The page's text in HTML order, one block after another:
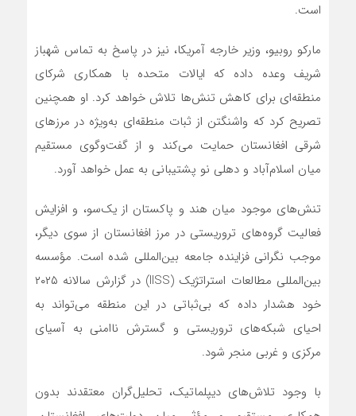
است.
مارکو روبیو، وزیر خارجه آمریکا، نیز در پاسخ به تماس شهباز
شریف وعده داده که ایالات متحده با همکاری شرکای
منطقه‌ای برای کاهش تنش‌ها تلاش خواهد کرد. او همچنین
تصریح کرد که واشنگتن از ثبات منطقه‌ای به‌ویژه در مرزهای
شرقی افغانستان حمایت می‌کند و از گفت‌وگوی مستقیم
میان اسلام‌آباد و دهلی نو پشتیبانی به عمل خواهد آورد.
تنش‌های موجود میان هند و پاکستان از یک‌سو، و افزایش
فعالیت گروه‌های تروریستی در مرز افغانستان از سوی دیگر،
موجب نگرانی فزاینده جامعه بین‌المللی شده است. مؤسسه
بین‌المللی مطالعات استراتژیک (IISS) در گزارش سالانه ۲۰۲۵
خود هشدار داده که بی‌ثباتی در این منطقه می‌تواند به
احیای شبکه‌های تروریستی و گسترش ناامنی به آسیای
مرکزی و غربی منجر شود.
با وجود تلاش‌های دیپلماتیک، تحلیل‌گران معتقدند بدون